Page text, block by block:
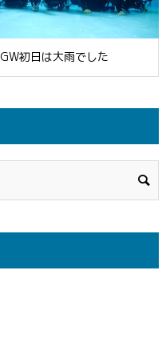
GW初日は大雨でした